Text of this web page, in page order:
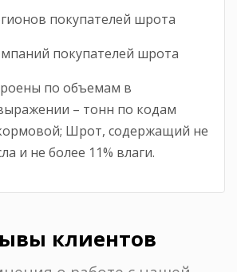
покупателей шрота
покупателей шрота
по объемам в
– тонн по кодам
Шрот, содержащий не
и не более 11% влаги.
клиентов